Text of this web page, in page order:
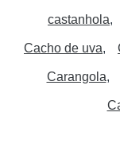
castanhola
Cacho de uva
Carangola